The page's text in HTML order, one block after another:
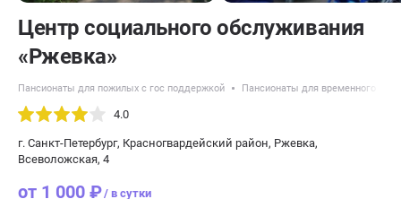
Центр социального обслуживания
«Ржевка»
Пансионаты для пожилых с гос поддержкой Пансионаты для временного
4.0
г. Санкт-Петербург, Красногвардейский район, Ржевка,
Всеволожская, 4
от 1 000 ₽/ в сутки